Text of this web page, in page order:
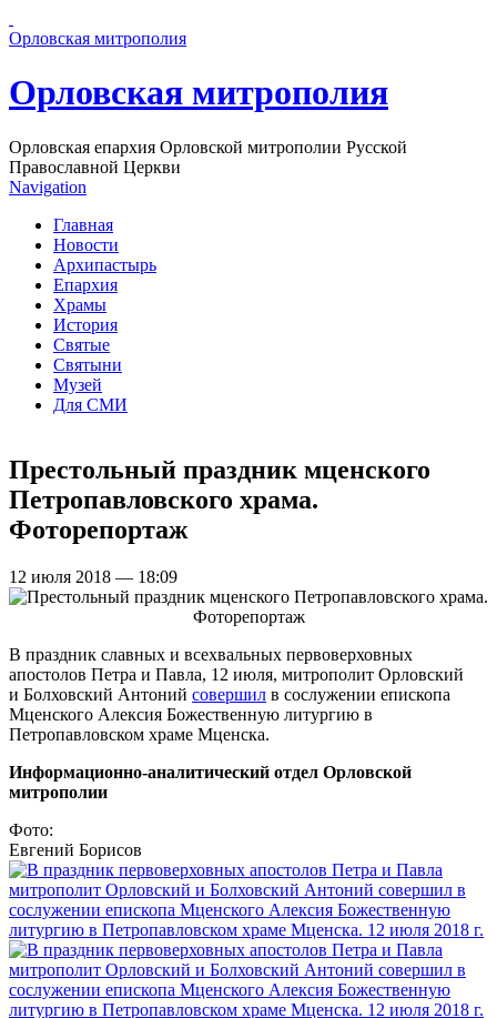
Орловская митрополия
Орловская митрополия
Орловская епархия Орловской митрополии Русской
Православной Церкви
Navigation
Главная
Новости
Архипастырь
Епархия
Храмы
История
Святые
Святыни
Музей
Для СМИ
Престольный праздник мценского
Петропавловского храма.
Фоторепортаж
12 июля 2018 — 18:09
В праздник славных и всехвальных первоверховных
апостолов Петра и Павла, 12 июля, митрополит Орловский
и Болховский Антоний совершил в сослужении епископа
Мценского Алексия Божественную литургию в
Петропавловском храме Мценска.
Информационно-аналитический отдел Орловской
митрополии
Фото:
Евгений Борисов